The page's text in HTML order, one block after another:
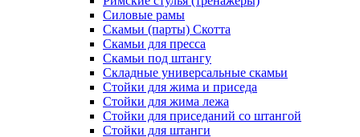
Силовые рамы
Скамьи (парты) Скотта
Скамьи для пресса
Скамьи под штангу
Складные универсальные скамьи
Стойки для жима и приседа
Стойки для жима лежа
Стойки для приседаний со штангой
Стойки для штанги